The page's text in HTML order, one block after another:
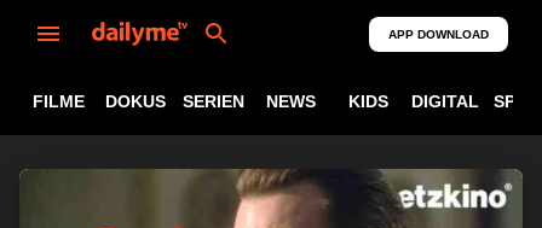
APP DOWNLOAD
FILME DOKUS SERIEN NEWS KIDS DIGITAL